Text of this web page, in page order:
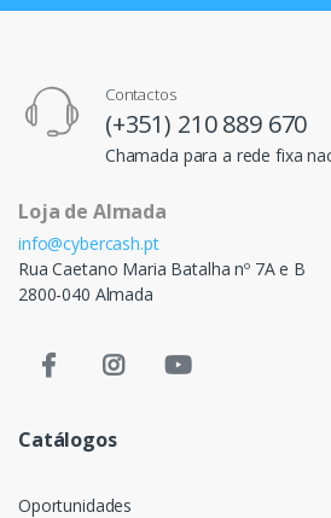
Contactos
(+351) 210 889 670
Chamada para a rede fixa
Loja de Almada
info@cybercash.pt
Rua Caetano Maria Batalha nº 7A e B
2800-040 Almada
Catálogos
Oportunidades